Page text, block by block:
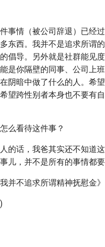
事情（被公司辞退）已经
东西。我并不是追求所谓
倡导。另外就是社群能见
是你隔壁的同事、公司上
阴暗中做了什么的人。希
望跨性别者本身也不要有
么看待这件事？
的话，我爸其实还不知道
儿，并不是所有的事情都要
并不追求所谓精神抚慰金》